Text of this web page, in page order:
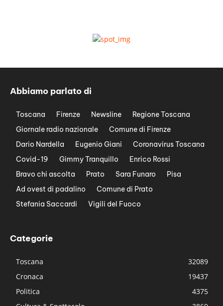
Abbiamo parlato di
Toscana Firenze Newsline
Regione Toscana
Giornale radio nazionale
Comune di Firenze
Dario Nardella
Eugenio Giani
Coronavirus Toscana
Covid-19
Gimmy Tranquillo
Enrico Rossi
Bravo chi ascolta
Prato Sara Funaro
Pisa
Ad ovest di padalino
Comune di Prato
Stefania Saccardi
Vigili del Fuoco
Categorie
Toscana
32089
Cronaca
19437
Politica
4375